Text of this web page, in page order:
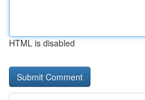
HTML is disabled